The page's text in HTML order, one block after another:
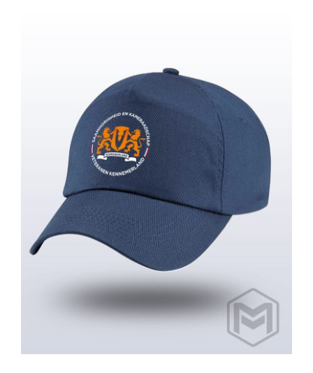
Cap – Veteranen Kennemerland